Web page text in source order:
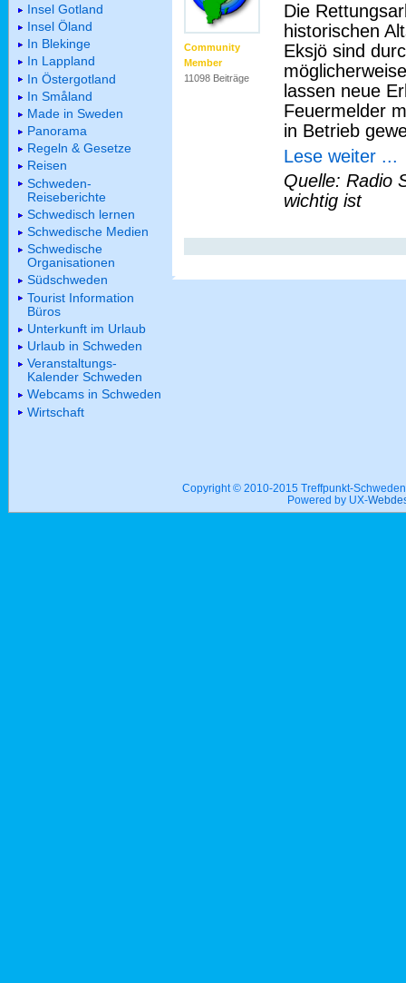
Community
Member
11098 Beiträge
Die
historischen
Eksjö sind
lassen neue
Feuermelder
in Betrieb
Lese weiter ...
Quelle: Radio
wichtig ist
Insel Gotland
Insel Öland
In Blekinge
In Lappland
In Östergotland
In Småland
Made in Sweden
Panorama
Regeln & Gesetze
Reisen
Schweden-
Reiseberichte
Schwedisch lernen
Schwedische Medien
Schwedische
Organisationen
Südschweden
Tourist Information
Büros
Unterkunft im Urlaub
Urlaub in Schweden
Veranstaltungs-
Kalender Schweden
Webcams in Schweden
Wirtschaft
Copyright © 2010-2015 Treffpunkt-
Powered by UX-